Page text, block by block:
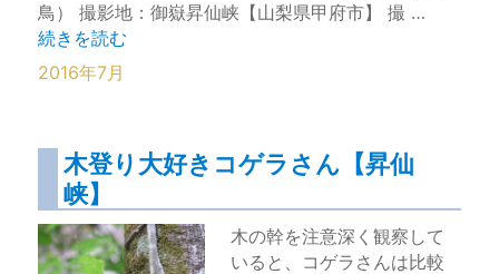
鳥） 撮影地：御嶽昇仙峡【山梨県甲府市】 撮 …
“やっぱりいたアオサギ【昇仙峡】” の
続きを読む
2016年7月
木登り大好きコゲラさん【昇仙
峡】
木の幹を注意深く観察して
いると、コゲラさんは比較